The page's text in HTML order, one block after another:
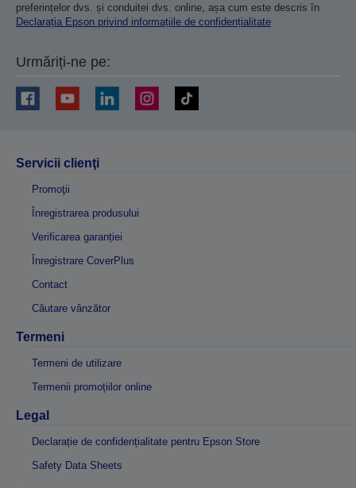
preferințelor dvs. și conduitei dvs. online, așa cum este descris în
Declarația Epson privind informațiile de confidențialitate
Urmăriți-ne pe:
Servicii clienţi
Promoţii
Înregistrarea produsului
Verificarea garanției
Înregistrare CoverPlus
Contact
Căutare vânzător
Termeni
Termeni de utilizare
Termenii promoțiilor online
Legal
Declarație de confidențialitate pentru Epson Store
Safety Data Sheets